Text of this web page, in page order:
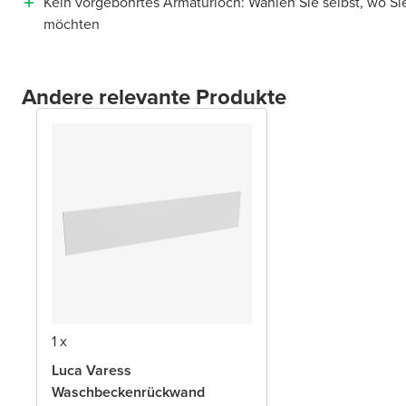
möchten
Andere relevante Produkte
1 x
Luca Varess
Waschbeckenrückwand